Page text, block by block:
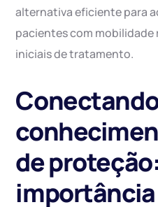
alternativa eficiente para
pacientes com mobilidade
iniciais de tratamento.
de
importância